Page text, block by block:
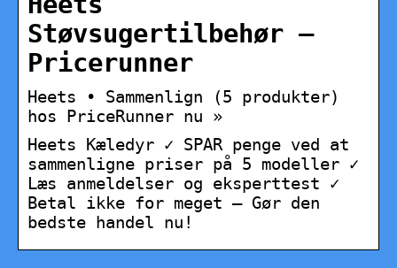
Støvsugertilbehør –
Pricerunner
Heets • Sammenlign (5 produkter)
hos PriceRunner nu »
Heets Kæledyr ✓ SPAR penge ved at
sammenligne priser på 5 modeller ✓
Læs anmeldelser og eksperttest ✓
Betal ikke for meget – Gør den
bedste handel nu!